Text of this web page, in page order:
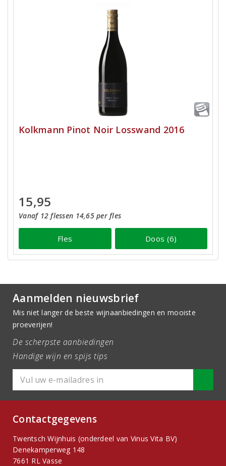
Kolkmann Pinot Noir Losswand 2016
15,95
Vanaf 12 flessen 14,65 per fles
Fles Doos (6)
Aanmelden nieuwsbrief
Mis niet langer de beste wijnaanbiedingen en mooiste
proeverijen!
De scherpste aanbiedingen
Handige wijn en spijs tips
Contactgegevens
Twentsch Wijnhuis (onderdeel van Vinus Vita BV)
Denekamperweg 148
7661 RL Vasse